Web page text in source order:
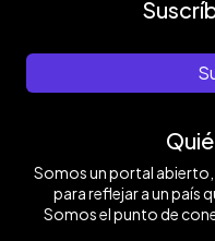
Somos un portal
para reflejar a un país
Somos el punto de